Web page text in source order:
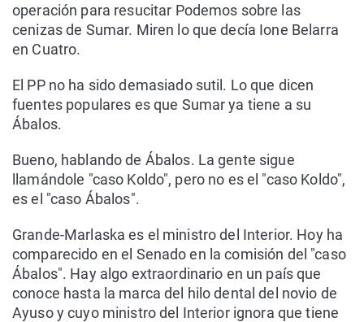
operación para resucitar Podemos sobre las
cenizas de Sumar. Miren lo que decía Ione Belarra
en Cuatro.
El PP no ha sido demasiado sutil. Lo que dicen
fuentes populares es que Sumar ya tiene a su
Ábalos.
Bueno, hablando de Ábalos. La gente sigue
llamándole "caso Koldo", pero no es el "caso Koldo",
es el "caso Ábalos".
Grande-Marlaska es el ministro del Interior. Hoy ha
comparecido en el Senado en la comisión del "caso
Ábalos". Hay algo extraordinario en un país que
conoce hasta la marca del hilo dental del novio de
Ayuso y cuyo ministro del Interior ignora que tiene